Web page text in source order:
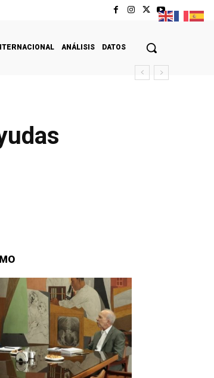
ANÁLISIS DATOS